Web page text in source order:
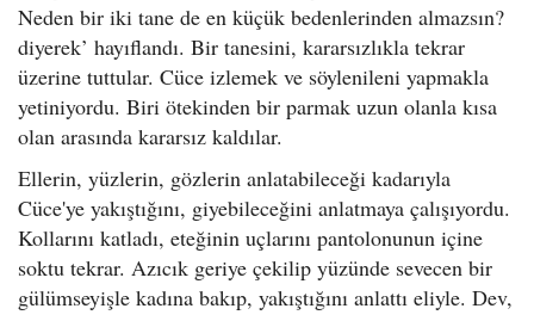
Neden bir iki tane de en küçük bedenlerinden almazsın?
diyerek’ hayıflandı. Bir tanesini, kararsızlıkla tekrar
üzerine tuttular. Cüce izlemek ve söylenileni yapmakla
yetiniyordu. Biri ötekinden bir parmak uzun olanla kısa
olan arasında kararsız kaldılar.
Ellerin, yüzlerin, gözlerin anlatabileceği kadarıyla
Cüce'ye yakıştığını, giyebileceğini anlatmaya çalışıyordu.
Kollarını katladı, eteğinin uçlarını pantolonunun içine
soktu tekrar. Azıcık geriye çekilip yüzünde sevecen bir
gülümseyişle kadına bakıp, yakıştığını anlattı eliyle. Dev,